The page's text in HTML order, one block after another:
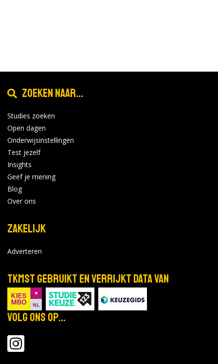
Zoeken naar...
Studies zoeken
Open dagen
Onderwijsinstellingen
Test jezelf
Insights
Geef je mening
Blog
Over ons
Zakelijk
Adverteren
TKMST gebruikt en verrijkt data van
Volg ons op...